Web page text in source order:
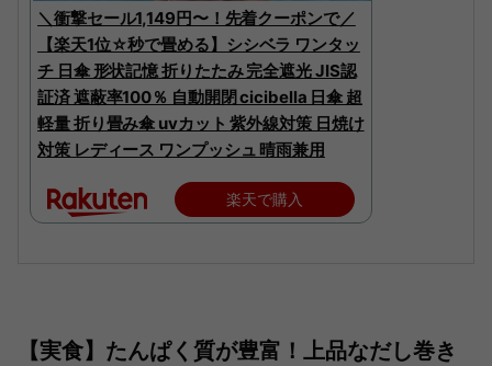
＼衝撃セール1,149円〜！先着クーポンで／
【楽天1位☆秒で畳める】シシベラ ワンタッ
チ 日傘 形状記憶 折りたたみ 完全遮光 JIS認
証済 遮蔽率100％ 自動開閉 cicibella 日傘 超
軽量 折り畳み傘 uvカット 紫外線対策 日焼け
対策 レディース ワンプッシュ 晴雨兼用
楽天で購入
【実食】たんぱく質が豊富！上品なだし巻き